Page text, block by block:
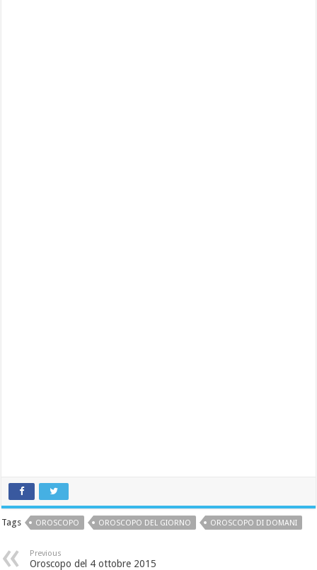
Tags OROSCOPO OROSCOPO DEL GIORNO OROSCOPO DI DOMANI
Previous
Oroscopo del 4 ottobre 2015